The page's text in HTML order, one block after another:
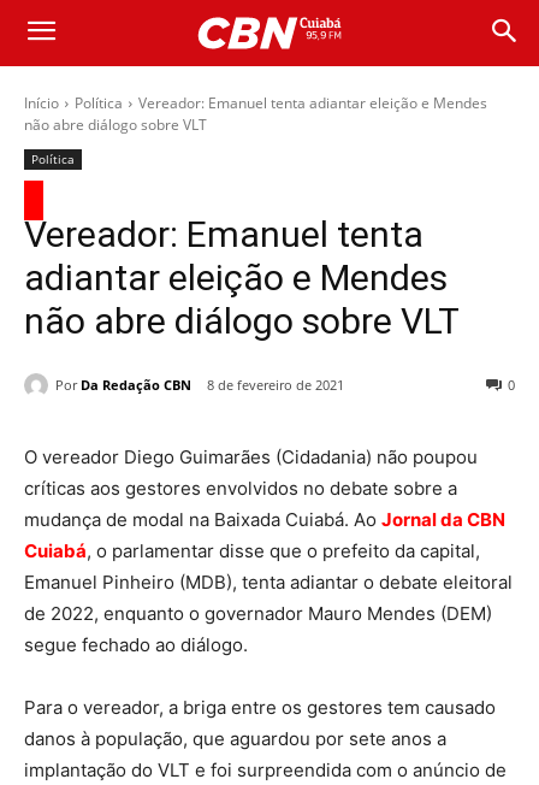
Início Política
Vereador: Emanuel tenta adiantar eleição e Mendes
não abre diálogo sobre VLT
Política
Vereador: Emanuel tenta
adiantar eleição e Mendes
não abre diálogo sobre VLT
Por Da Redação CBN 8 de fevereiro de 2021 0
O vereador Diego Guimarães (Cidadania) não poupou
críticas aos gestores envolvidos no debate sobre a
mudança de modal na Baixada Cuiabá. Ao Jornal da CBN
Cuiabá, o parlamentar disse que o prefeito da capital,
Emanuel Pinheiro (MDB), tenta adiantar o debate eleitoral
de 2022, enquanto o governador Mauro Mendes (DEM)
segue fechado ao diálogo.
Para o vereador, a briga entre os gestores tem causado
danos à população, que aguardou por sete anos a
implantação do VLT e foi surpreendida com o anúncio de